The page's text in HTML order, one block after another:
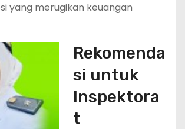
yang merugikan keuangan
Rekomenda
si untuk
Inspektora
t